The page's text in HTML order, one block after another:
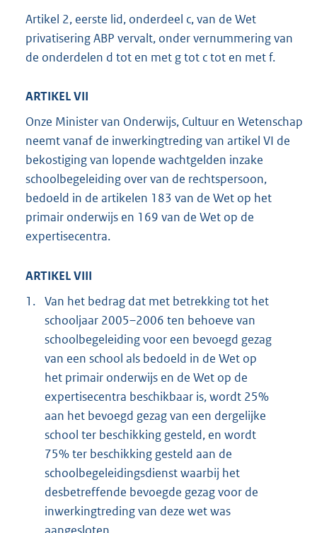
Artikel 2, eerste lid, onderdeel c, van de Wet
privatisering ABP vervalt, onder vernummering van
de onderdelen d tot en met g tot c tot en met f.
ARTIKEL VII
Onze Minister van Onderwijs, Cultuur en Wetenschap
neemt vanaf de inwerkingtreding van artikel VI de
bekostiging van lopende wachtgelden inzake
schoolbegeleiding over van de rechtspersoon,
bedoeld in de artikelen 183 van de Wet op het
primair onderwijs en 169 van de Wet op de
expertisecentra.
ARTIKEL VIII
1. Van het bedrag dat met betrekking tot het
schooljaar 2005–2006 ten behoeve van
schoolbegeleiding voor een bevoegd gezag
van een school als bedoeld in de Wet op
het primair onderwijs en de Wet op de
expertisecentra beschikbaar is, wordt 25%
aan het bevoegd gezag van een dergelijke
school ter beschikking gesteld, en wordt
75% ter beschikking gesteld aan de
schoolbegeleidingsdienst waarbij het
desbetreffende bevoegde gezag voor de
inwerkingtreding van deze wet was